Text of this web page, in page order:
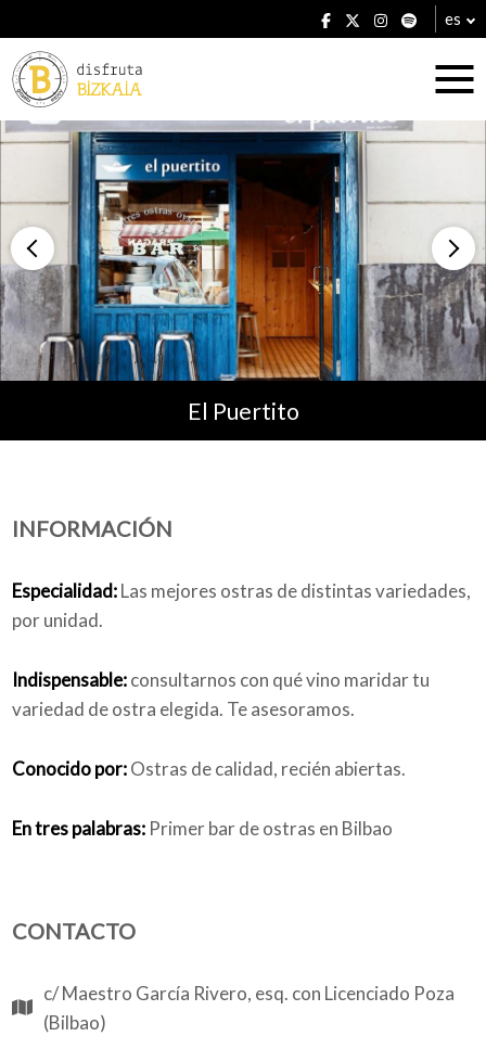
es
Alojamientos
Restaurantes
Planes
Blog
El Puertito
INFORMACIÓN
Especialidad:Las mejores ostras de distintas variedades,
por unidad.
Indispensable:consultarnos con qué vino maridar tu
variedad de ostra elegida. Te asesoramos.
Conocido por:Ostras de calidad, recién abiertas.
En tres palabras: Primer bar de ostras en Bilbao
CONTACTO
c/ Maestro García Rivero, esq. con Licenciado Poza
(Bilbao)